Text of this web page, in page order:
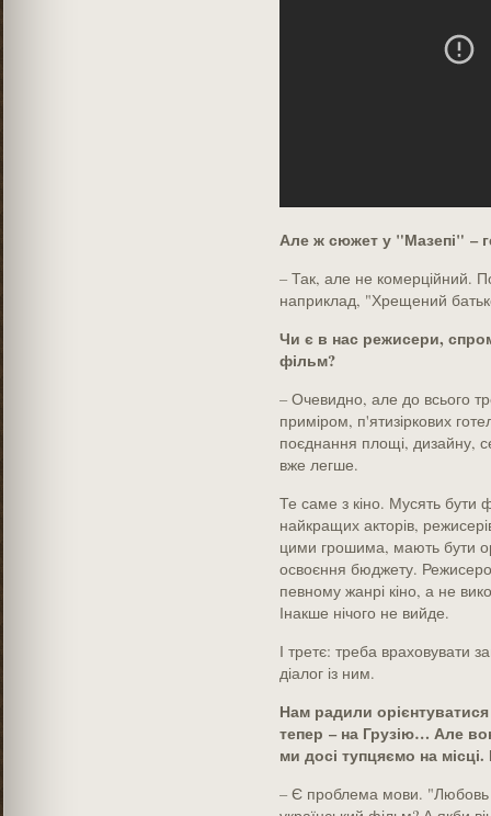
Але ж сюжет у "Мазепі" –
– Так, але не комерційний.
наприклад, "Хрещений
Чи є в нас режисери,
фільм?
– Очевидно, але до всього
приміром, п'яти­зіркових
поєднання площі, дизайну,
вже легше.
Те саме з кіно. Мусять бути
найкращих акторів,
цими грошима, мають бути
освоєння бюджету.
певному жанрі кіно, а не
Інакше нічого не вийде.
І третє: треба враховувати
діалог із ним.
Нам радили
тепер – на Грузію… Але
ми досі тупцяємо на
– Є проблема мови. "Любовь